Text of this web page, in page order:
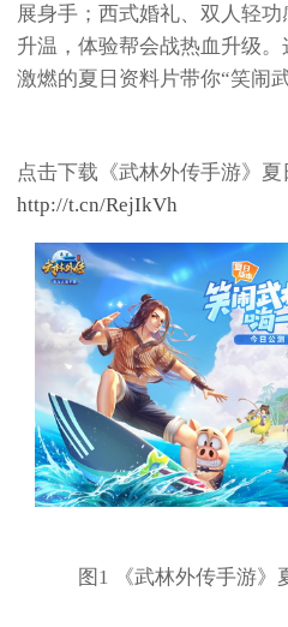
展身手；西式婚礼、双人轻
升温，体验帮会战热血升级
激燃的夏日资料片带你“笑闹
点击下载《武林外传手游》夏
http://t.cn/RejIkVh
图1 《武林外传手游》